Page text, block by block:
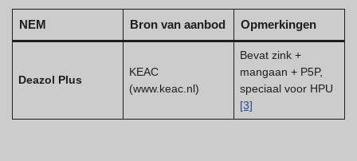
NEM Bron van aanbod Opmerkingen
Deazol Plus
KEAC
(www.keac.nl)
Bevat zink +
mangaan + P5P,
speciaal voor HPU
[3]